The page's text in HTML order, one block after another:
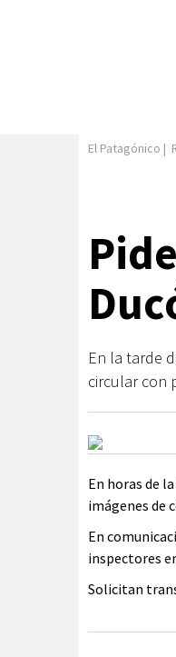
El Patagónico |
En la tarde
circular con
En horas de
imágenes de
En
inspectores
Solicitan